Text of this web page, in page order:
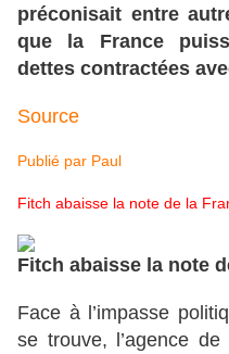
préconisait entre
que la France
dettes contractées
Source
Publié par Paul
Fitch abaisse la note de la
Fitch abaisse la note
Face à l’impasse
se trouve, l’agence